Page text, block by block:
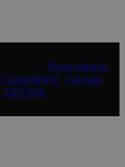
Privacybeleid
Cookiebeleid Sitemap|
2BeFresh